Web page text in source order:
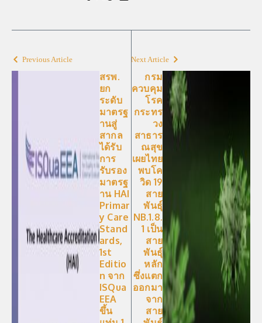
Previous Article
สรพ.
ยก
ระดับ
มาตรฐ
านสู่
สากล
ได้รับ
การ
รับรอง
มาตรฐ
าน HAI
Primar
y Care
Stand
ards,
1st
Editio
n จาก
ISQua
EEA
ขึ้น
Next Article
กรม
ควบคุม
โรค
กระทร
วง
สาธาร
ณสุข
เผยไทย
พบโค
วิด 19
สาย
พันธุ์
NB.1.8.
1 เป็น
สาย
พันธุ์
หลัก
ซึ่งแตก
ออกมา
จาก
สาย